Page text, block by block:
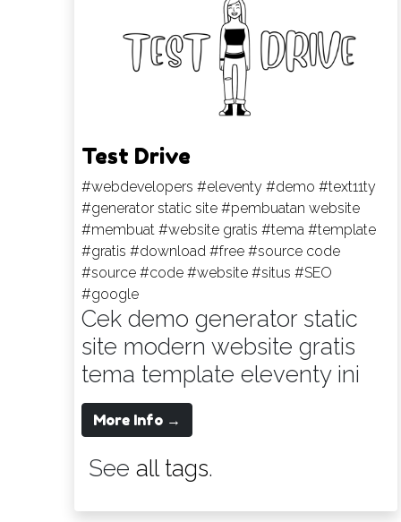
Test Drive
#webdevelopers #eleventy #demo #text11ty
#generator static site #pembuatan website
#membuat #website gratis #tema #template
#gratis #download #free #source code
#source #code #website #situs #SEO
#google
Cek demo generator static
site modern website gratis
tema template eleventy ini
More Info →
See all tags.